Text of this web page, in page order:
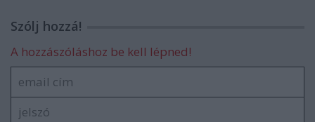
Szólj hozzá!
A hozzászóláshoz be kell lépned!